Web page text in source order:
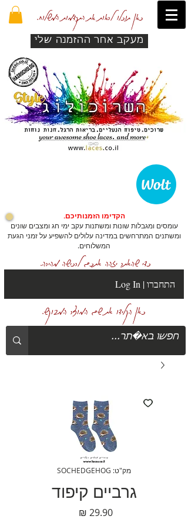
כאן תוכלו לראות את התקדמות המשלוח.
מעקב אחר ההזמנה שלי
הקדימו הזמנותיכם.
עומסים ומגבלות שונות ומשתנות עקב ימי חג ומצבים שונים
ומשתנים המתרחשים במדינה עלולים להשפיע על זמני הגעת
המשלוחים.
כדי שהאתר יזהה אתכם לרכישה מהירה.
Log In | התחברו
כאן הקלידו את שם המוצר המבוקש.
מק"ט: SOCHEDGEHOG
גרביים קיפוד
‏29.90 ‏₪